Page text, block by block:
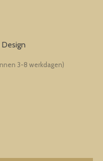
3-8 werkdagen)